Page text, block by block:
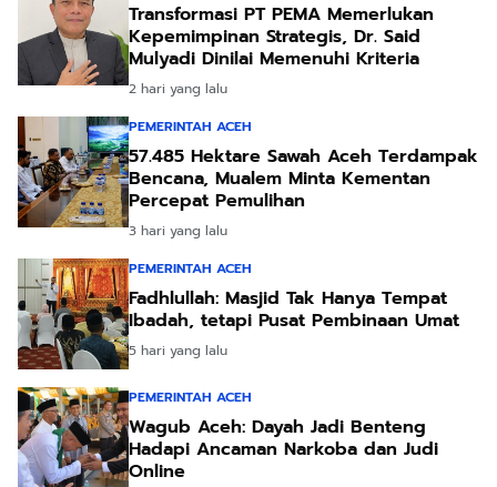
Transformasi PT PEMA Memerlukan
Kepemimpinan Strategis, Dr. Said
Mulyadi Dinilai Memenuhi Kriteria
2 hari yang lalu
PEMERINTAH ACEH
57.485 Hektare Sawah Aceh Terdampak
Bencana, Mualem Minta Kementan
Percepat Pemulihan
3 hari yang lalu
PEMERINTAH ACEH
Fadhlullah: Masjid Tak Hanya Tempat
Ibadah, tetapi Pusat Pembinaan Umat
5 hari yang lalu
PEMERINTAH ACEH
Wagub Aceh: Dayah Jadi Benteng
Hadapi Ancaman Narkoba dan Judi
Online